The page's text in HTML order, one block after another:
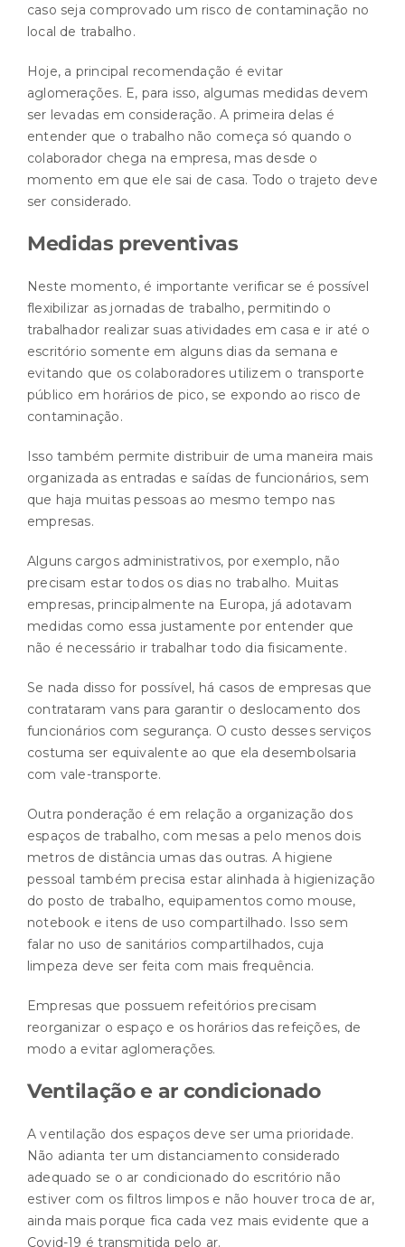
caso seja comprovado um risco de contaminação no
local de trabalho.
Hoje, a principal recomendação é evitar
aglomerações. E, para isso, algumas medidas devem
ser levadas em consideração. A primeira delas é
entender que o trabalho não começa só quando o
colaborador chega na empresa, mas desde o
momento em que ele sai de casa. Todo o trajeto deve
ser considerado.
Medidas preventivas
Neste momento, é importante verificar se é possível
flexibilizar as jornadas de trabalho, permitindo o
trabalhador realizar suas atividades em casa e ir até o
escritório somente em alguns dias da semana e
evitando que os colaboradores utilizem o transporte
público em horários de pico, se expondo ao risco de
contaminação.
Isso também permite distribuir de uma maneira mais
organizada as entradas e saídas de funcionários, sem
que haja muitas pessoas ao mesmo tempo nas
empresas.
Alguns cargos administrativos, por exemplo, não
precisam estar todos os dias no trabalho. Muitas
empresas, principalmente na Europa, já adotavam
medidas como essa justamente por entender que
não é necessário ir trabalhar todo dia fisicamente.
Se nada disso for possível, há casos de empresas que
contrataram vans para garantir o deslocamento dos
funcionários com segurança. O custo desses serviços
costuma ser equivalente ao que ela desembolsaria
com vale-transporte.
Outra ponderação é em relação a organização dos
espaços de trabalho, com mesas a pelo menos dois
metros de distância umas das outras. A higiene
pessoal também precisa estar alinhada à higienização
do posto de trabalho, equipamentos como mouse,
notebook e itens de uso compartilhado. Isso sem
falar no uso de sanitários compartilhados, cuja
limpeza deve ser feita com mais frequência.
Empresas que possuem refeitórios precisam
reorganizar o espaço e os horários das refeições, de
modo a evitar aglomerações.
Ventilação e ar condicionado
A ventilação dos espaços deve ser uma prioridade.
Não adianta ter um distanciamento considerado
adequado se o ar condicionado do escritório não
estiver com os filtros limpos e não houver troca de ar,
ainda mais porque fica cada vez mais evidente que a
Covid-19 é transmitida pelo ar.